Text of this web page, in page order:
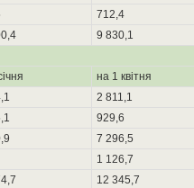
712,4
9 830,1
на 1 квітня
2 811,1
929,6
7 296,5
1 126,7
12 345,7